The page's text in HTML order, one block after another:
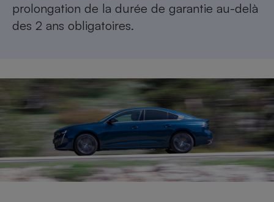
prolongation de la durée de garantie au-delà
des 2 ans obligatoires.